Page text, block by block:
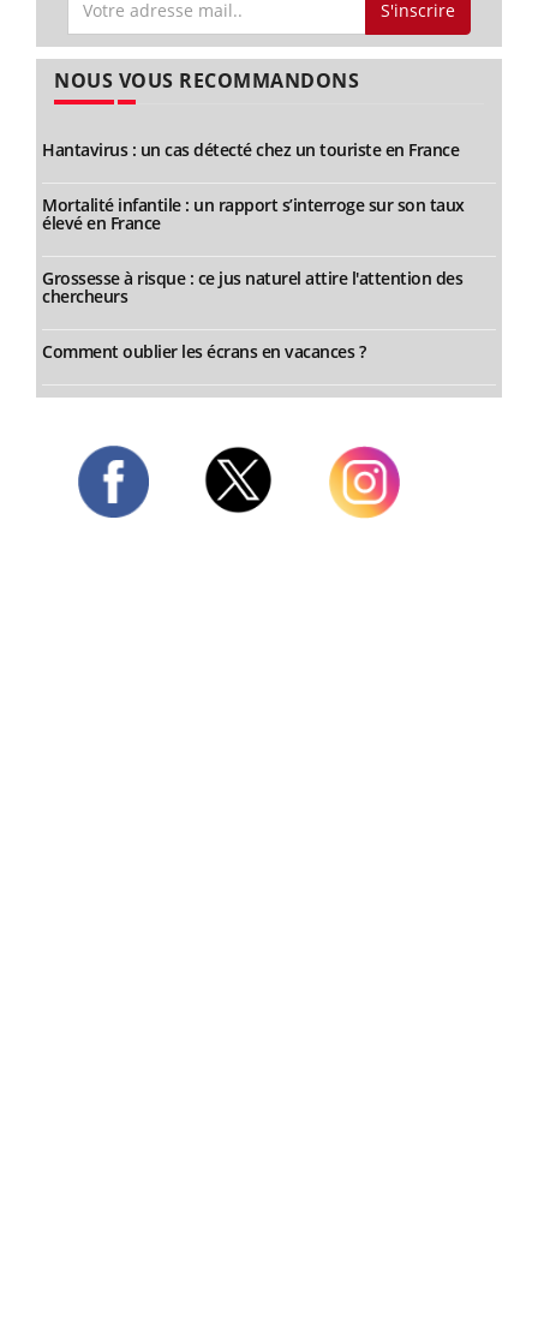
S'inscrire
NOUS VOUS RECOMMANDONS
Hantavirus : un cas détecté chez un touriste en France
Mortalité infantile : un rapport s’interroge sur son taux
élevé en France
Grossesse à risque : ce jus naturel attire l'attention des
chercheurs
Comment oublier les écrans en vacances ?